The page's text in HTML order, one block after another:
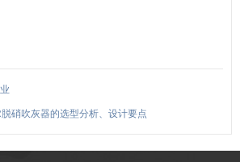
硝吹灰器的选型分析、设计要点